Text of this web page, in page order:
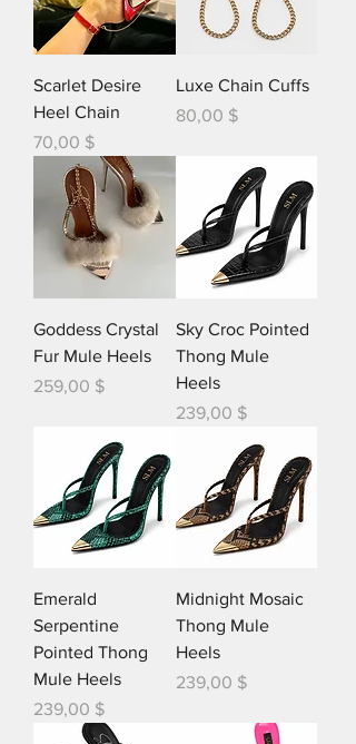
Scarlet Desire
Heel Chain
Цена
70,00 $
Luxe Chain Cuffs
Цена
80,00 $
Goddess Crystal
Fur Mule Heels
Цена
259,00 $
Sky Croc Pointed
Thong Mule
Heels
Цена
239,00 $
Emerald
Serpentine
Pointed Thong
Mule Heels
Цена
239,00 $
Midnight Mosaic
Thong Mule
Heels
Цена
239,00 $